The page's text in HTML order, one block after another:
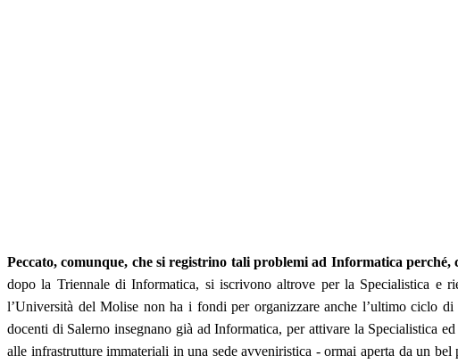
Peccato, comunque, che si registrino tali problemi ad Informatica
dopo la Triennale di Informatica, si iscrivono altrove per la Specialistica e
l’Università del Molise non ha i fondi per organizzare anche l’ultimo ciclo
docenti di Salerno insegnano già ad Informatica, per attivare la Specialistica
alle infrastrutture immateriali in una sede avveniristica ‐ ormai aperta da un